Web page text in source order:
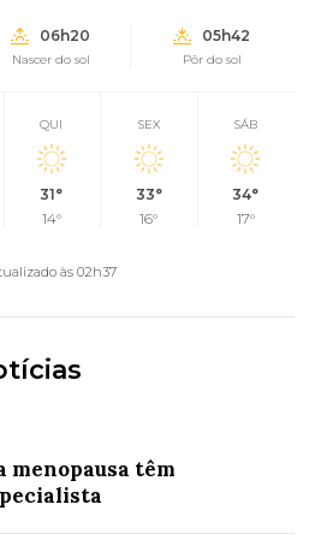
06h20
Nascer do sol
05h42
Pôr do sol
QUI
31°
14°
SEX
33°
16°
SÁB
34°
17°
às 02h37
menopausa têm